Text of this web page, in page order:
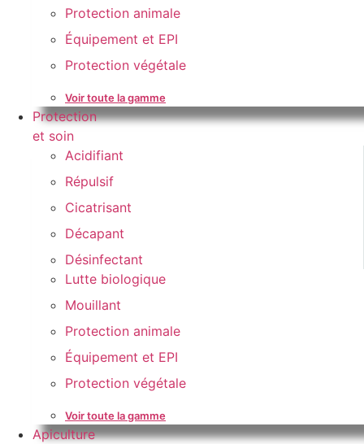
Protection animale
Équipement et EPI
Protection végétale
Voir toute la gamme
Protection
et soin
Acidifiant
Répulsif
Cicatrisant
Décapant
Désinfectant
Lutte biologique
Mouillant
Protection animale
Équipement et EPI
Protection végétale
Voir toute la gamme
Apiculture